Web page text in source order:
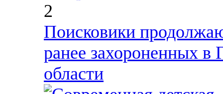
2
Поисковики
ранее захороненных в
области